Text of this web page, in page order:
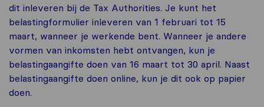
dit inleveren bij de Tax Authorities. Je kunt het
belastingformulier inleveren van 1 februari tot 15
maart, wanneer je werkende bent. Wanneer je andere
vormen van inkomsten hebt ontvangen, kun je
belastingaangifte doen van 16 maart tot 30 april. Naast
belastingaangifte doen online, kun je dit ook op papier
doen.